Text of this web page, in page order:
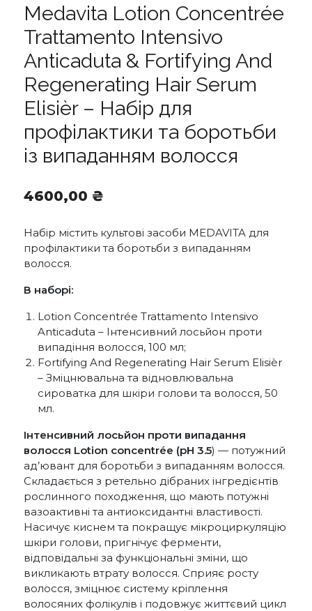
Medavita Lotion Concentrée
Trattamento Intensivo
Anticaduta & Fortifying And
Regenerating Hair Serum
Elisièr – Набір для
профілактики та боротьби
із випаданням волосся
4600,00 ₴
Набір містить культові засоби MEDAVITA для
профілактики та боротьби з випаданням
волосся.
В наборі:
Lotion Concentrée Trattamento Intensivo
Anticaduta – Інтенсивний лосьйон проти
випадіння волосся, 100 мл;
Fortifying And Regenerating Hair Serum Elisièr
– Зміцнювальна та відновлювальна
сироватка для шкіри голови та волосся, 50
мл.
Інтенсивний лосьйон проти випадання
волосся Lotion concentrée (pH 3.5) — потужний
ад’ювант для боротьби з випаданням волосся.
Складається з ретельно дібраних інгредієнтів
рослинного походження, що мають потужні
вазоактивні та антиоксидантні властивості.
Насичує киснем та покращує мікроциркуляцію
шкіри голови, пригнічує ферменти,
відповідальні за функціональні зміни, що
викликають втрату волосся. Сприяє росту
волосся, зміцнює систему кріплення
волосяних фолікулів і подовжує життєвий цикл